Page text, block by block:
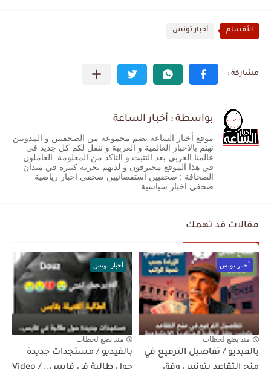
الأقسام أخبار تونس
بواسطة : أخبار الساعة
موقع أخبار الساعة يضم مجموعة من الصحفيين و المدونين
نهتم بالاخبار العالمية و العربية و ننقل لكم كل جديد في
عالمنا العربي بعد التثبت و التاكد من المعلومة. العاملون
في هذا الموقع محترفون و لديهم تجربة كبيرة في ميدان
الصحافة : صحفيين استقصائيين صحفي اخبار رياضية
صحفي اخبار سياسية
مقالات قد تهمك
أخبار تونس
منذ بضع لحظات
بالفيديو / تفاصيل الترفيع في
أخبار تونس
منذ بضع لحظات
بالفيديو / مستجدات جديدة